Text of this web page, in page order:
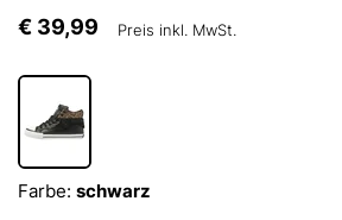
€ 39,99 Preis inkl. MwSt.
Farbe: schwarz